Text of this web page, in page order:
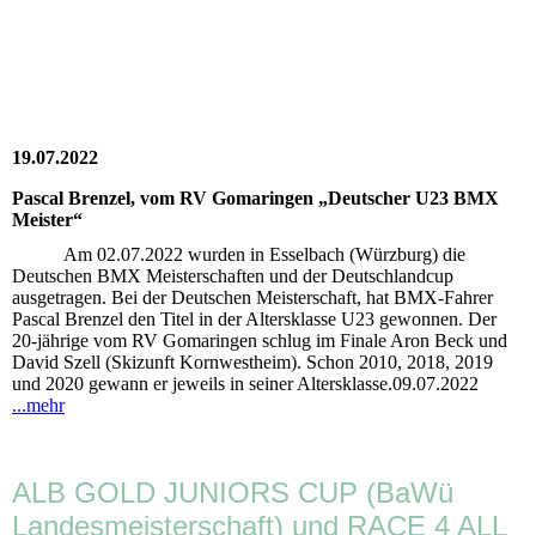
19.07.2022
Pascal Brenzel, vom RV Gomaringen „Deutscher U23 BMX
Meister“
Am 02.07.2022 wurden in Esselbach (Würzburg) die
Deutschen BMX Meisterschaften und der Deutschlandcup
ausgetragen. Bei der Deutschen Meisterschaft, hat BMX-Fahrer
Pascal Brenzel den Titel in der Altersklasse U23 gewonnen. Der
20-jährige vom RV Gomaringen schlug im Finale Aron Beck und
David Szell (Skizunft Kornwestheim). Schon 2010, 2018, 2019
und 2020 gewann er jeweils in seiner Altersklasse.09.07.2022
...mehr
ALB GOLD JUNIORS CUP (BaWü
Landesmeisterschaft) und RACE 4 ALL